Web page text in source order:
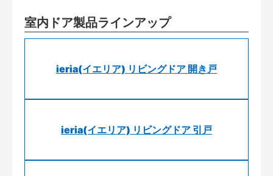
室内ドア製品ラインアップ
ieria(イエリア) リビングドア 開き戸
ieria(イエリア) リビングドア 引戸